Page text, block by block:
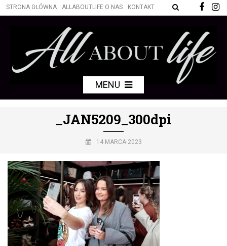
STRONA GŁÓWNA ALLABOUTLIFE O NAS KONTAKT
MENU
_JAN5209_300dpi
14 MARCA 2023